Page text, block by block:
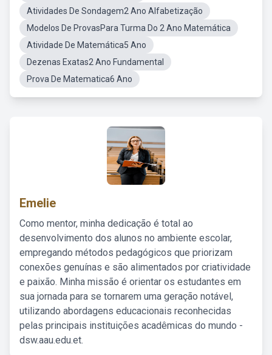
Atividades De Sondagem2 Ano Alfabetização
Modelos De ProvasPara Turma Do 2 Ano Matemática
Atividade De Matemática5 Ano
Dezenas Exatas2 Ano Fundamental
Prova De Matematica6 Ano
Emelie
Como mentor, minha dedicação é total ao
desenvolvimento dos alunos no ambiente escolar,
empregando métodos pedagógicos que priorizam
conexões genuínas e são alimentados por criatividade
e paixão. Minha missão é orientar os estudantes em
sua jornada para se tornarem uma geração notável,
utilizando abordagens educacionais reconhecidas
pelas principais instituições acadêmicas do mundo -
dsw.aau.edu.et.